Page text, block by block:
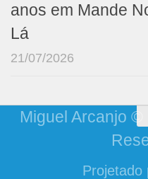
anos em Mande
Lá
21/07/2026
Miguel Arcanjo ©
Projetado